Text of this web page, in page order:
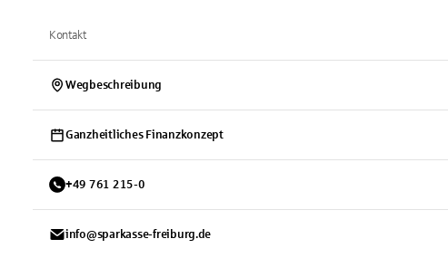
Kontakt
Wegbeschreibung
Ganzheitliches Finanzkonzept
+49 761 215-0
info@sparkasse-freiburg.de